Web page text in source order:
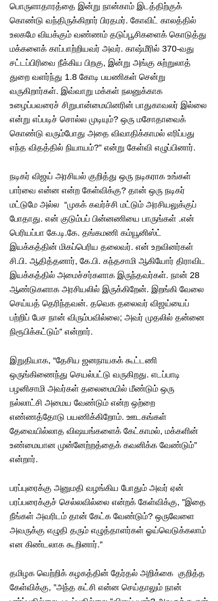
பொருளாதாரத்தை இன்று நான்காம் இடத்திற்குக்
கொண்டு வந்திருக்கிறார் பிரதமர். கோவிட் காலத்தில்
உலகமே வியக்கும் வண்ணம் தடுப்பூசிகளைக் கொடுத்து
மக்களைக் காப்பாற்றியவர் அவர். காஷ்மீரில் 370-வது
சட்டப்பிரிவை நீக்கிய பிறகு, இன்று அங்கு சுற்றுலாத்
துறை வளர்ந்து 1.8 கோடி பயணிகள் சென்று
வருகிறார்கள். இவ்வாறு மக்கள் நலனுக்காக
உழைப்பவரைச் சிறுபான்மையினரின் பாதுகாவலர் இல்லை
என்று எப்படிச் சொல்ல முடியும்? ஒரு மசோதாவைக்
கொண்டு வரும்போது அதை விவாதிக்காமல் எரிப்பது
எந்த விதத்தில் நியாயம்?” என்று கேள்வி எழுப்பினார்.
நடிகர் விஜய் அரசியல் குறித்து ஒரு நடிகராக உங்கள்
பார்வை என்ன என்ற கேள்விக்கு? தான் ஒரு நடிகர்
மட்டுமே அல்ல “முகக் கவர்ச்சி மட்டும் அரசியலுக்குப்
போதாது. என் குடும்பப் பின்னணியை பாருங்கள் .என்
பெரியப்பா கே.டி.கே. தங்கமணி கம்யூனிஸ்ட்
இயக்கத்தின் மிகப்பெரிய தலைவர். என் உறவினர்கள்
சி.பி. ஆதித்தனார், கே.பி. கந்தசாமி ஆகியோர் திராவிட
இயக்கத்தில் அமைச்சர்களாக இருந்தவர்கள். நான் 28
ஆண்டுகளாக அரசியலில் இருக்கிறேன். இறங்கி வேலை
செய்யத் தெரிந்தவன். தவெக தலைவர் விஜய்யைப்
பற்றிப் பேச நான் விரும்பவில்லை; அவர் முதலில் தன்னை
நிரூபிக்கட்டும்” என்றார்.
இறுதியாக, “தேசிய ஜனநாயகக் கூட்டணி
ஒருங்கிணைந்து செயல்பட்டு வருகிறது. எடப்பாடி
பழனிசாமி அவர்கள் தலைமையில் மீண்டும் ஒரு
நல்லாட்சி அமைய வேண்டும் என்ற ஒற்றை
எண்ணத்தோடு பயணிக்கிறோம். ஊடகங்கள்
தேவையில்லாத விஷயங்களைக் கேட்காமல், மக்களின்
உண்மையான முன்னேற்றத்தைக் கவனிக்க வேண்டும்”
என்றார்.
பரப்புரைக்கு அனுமதி வழங்கிய போதும் அவர் ஏன்
பரப்பரைக்குச் செல்லவில்லை என்றக் கேள்விக்கு, ”இதை
நீங்கள் அவரிடம் தான் கேட்க வேண்டும்? ஒருவேளை
அவருக்கு எழுதி தரும் எழுத்தாளர்கள் ஓய்வெடுக்கலாம்
என கிண்டலாக கூறினார்.”
தமிழக வெற்றிக் கழகத்தின் தேர்தல் அறிக்கை குறித்த
கேள்விக்கு, ”அந்த கட்சி என்ன செய்தாலும் நான்